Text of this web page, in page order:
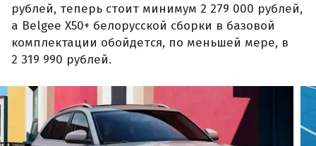
рублей, теперь стоит минимум 2 279 000 рублей,
а Belgee X50+ белорусской сборки в базовой
комплектации обойдется, по меньшей мере, в
2 319 990 рублей.